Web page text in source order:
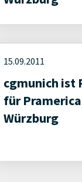
15.09.2011
cgmunich ist
für
Würzburg